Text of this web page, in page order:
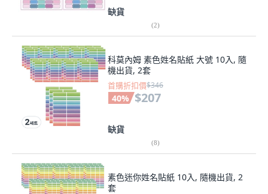
缺貨
(2)
科莫內姆 素色姓名貼紙 大號 10入, 隨
機出貨, 2套
首購折扣價$346
40% $207
缺貨
(8)
素色迷你姓名貼紙 10入, 隨機出貨, 2
套